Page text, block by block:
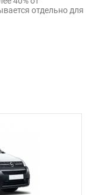
отдельно для